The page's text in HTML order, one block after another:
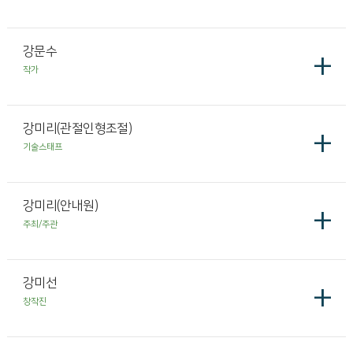
강문수 +
작가
강미리(관절인형조절) +
기술스태프
강미리(안내원) +
주최/주관
강미선 +
창작진